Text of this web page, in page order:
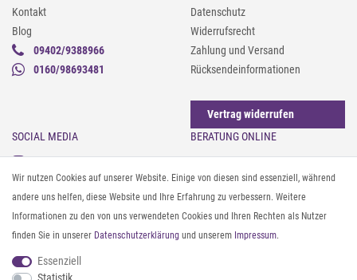
Kontakt
Blog
09402/9388966
0160/98693481
Datenschutz
Widerrufsrecht
Zahlung und Versand
Rücksendeinformationen
Vertrag widerrufen
SOCIAL MEDIA
Instagram
Facebook
Pinterest
Twitter
Youtube
Threads
BERATUNG ONLINE
Gürtel messen & kürzen
Sonnenbrillen & UV-Schutz
Textilpflege
Textil- und Material-Guide
Geldbörse richtig organisieren
Wir nutzen Cookies auf unserer Website. Einige von diesen sind essenziell, während
andere uns helfen, diese Website und Ihre Erfahrung zu verbessern. Weitere
Informationen zu den von uns verwendeten Cookies und Ihren Rechten als Nutzer
finden Sie in unserer Daten­schutz­erklärung und unserem Impressum.
Essenziell